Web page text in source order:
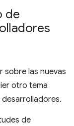
de
sobre las nuevas
otro tema
de